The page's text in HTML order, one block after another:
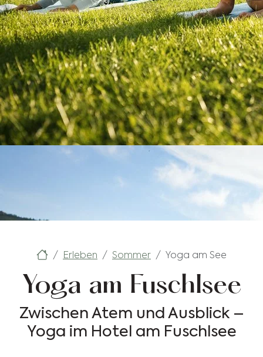
Erleben Sommer Yoga am See
Yoga am Fuschlsee
Zwischen Atem und Ausblick –
Yoga im Hotel am Fuschlsee